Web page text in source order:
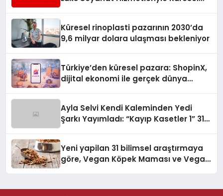
Küresel rinoplasti pazarının 2030’da
9,6 milyar dolara ulaşması bekleniyor
Türkiye’den küresel pazara: ShopinX,
dijital ekonomi ile gerçek dünya
Ayla Selvi Kendi Kaleminden Yedi
Şarkı Yayımladı: “Kayıp Kasetler 1” 31
Yeni yapilan 31 bilimsel araştırmaya
göre, Vegan Köpek Maması ve Vegan